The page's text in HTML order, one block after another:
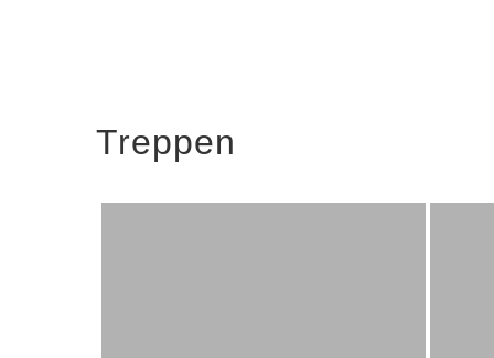
Treppen